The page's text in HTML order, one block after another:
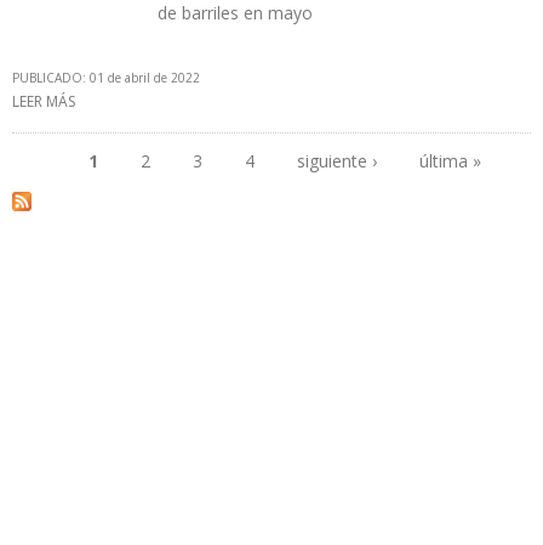
de barriles en mayo
PUBLICADO: 01 de abril de 2022
LEER MÁS
Páginas
1 2 3 4 siguiente › última »